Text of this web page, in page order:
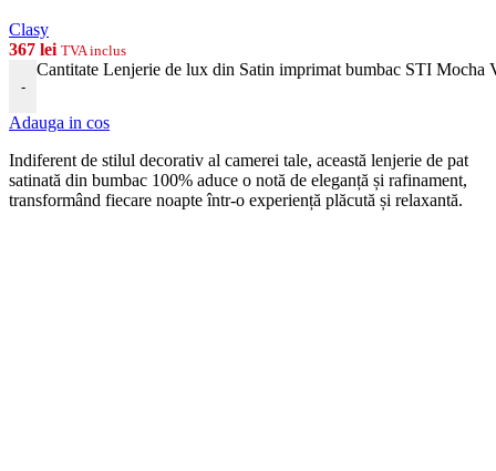
Clasy
367 lei TVA inclus
-
Cantitate Lenjerie de lux din Satin imprimat bumbac STI Mocha
Adauga in cos
Indiferent de stilul decorativ al camerei tale, această lenjerie de pat
satinată din bumbac 100% aduce o notă de eleganță și rafinament,
transformând fiecare noapte într-o experiență plăcută și relaxantă.